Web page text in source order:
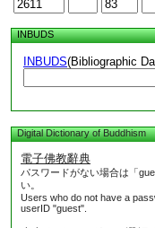
INBUDS
INBUDS(Bibliographic
Digital Dictionary of Buddhism
電子佛教辭典
パスワードがない場合は「
い。
Users who do not have a
userID "guest".